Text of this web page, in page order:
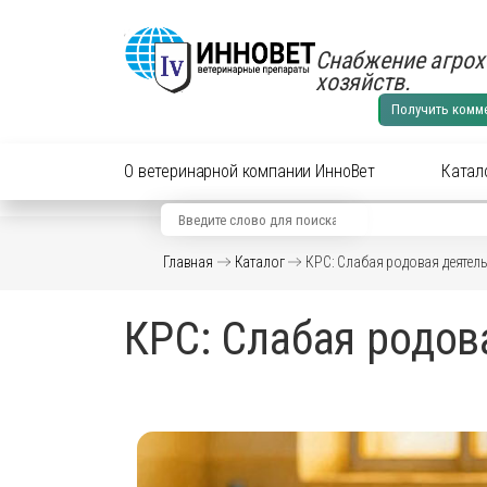
Снабжение
хозяйств.
Получить
О ветеринарной компании ИнноВет
Вид животного
Препараты для КРС
Препараты для МРС
Главная Каталог КРС: Слабая родовая
КРС: Слабая